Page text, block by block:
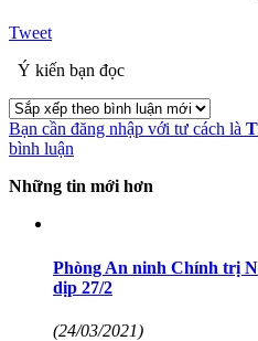
Tweet
Ý kiến bạn đọc
Bạn cần đăng nhập với tư cách là
bình luận
Những tin mới hơn
Phòng An ninh Chính trị
dịp 27/2
(24/03/2021)